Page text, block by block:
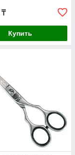
₸
Купить